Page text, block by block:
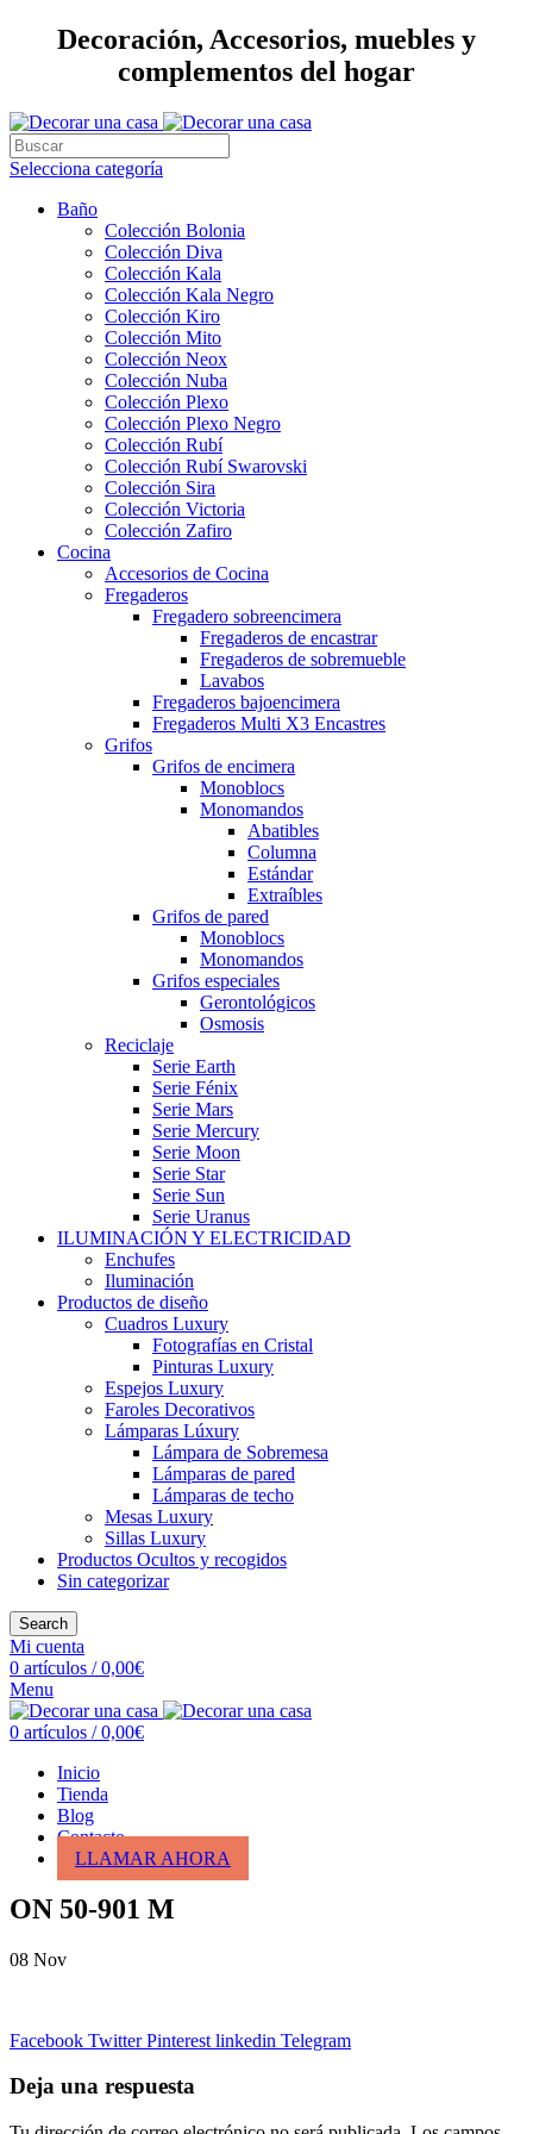
Decoración, Accesorios, muebles y
complementos del hogar
Selecciona categoría
Baño
Colección Bolonia
Colección Diva
Colección Kala
Colección Kala Negro
Colección Kiro
Colección Mito
Colección Neox
Colección Nuba
Colección Plexo
Colección Plexo Negro
Colección Rubí
Colección Rubí Swarovski
Colección Sira
Colección Victoria
Colección Zafiro
Cocina
Accesorios de Cocina
Fregaderos
Fregadero sobreencimera
Fregaderos de encastrar
Fregaderos de sobremueble
Lavabos
Fregaderos bajoencimera
Fregaderos Multi X3 Encastres
Grifos
Grifos de encimera
Monoblocs
Monomandos
Abatibles
Columna
Estándar
Extraíbles
Grifos de pared
Monoblocs
Monomandos
Grifos especiales
Gerontológicos
Osmosis
Reciclaje
Serie Earth
Serie Fénix
Serie Mars
Serie Mercury
Serie Moon
Serie Star
Serie Sun
Serie Uranus
ILUMINACIÓN Y ELECTRICIDAD
Enchufes
Iluminación
Productos de diseño
Cuadros Luxury
Fotografías en Cristal
Pinturas Luxury
Espejos Luxury
Faroles Decorativos
Lámparas Lúxury
Lámpara de Sobremesa
Lámparas de pared
Lámparas de techo
Mesas Luxury
Sillas Luxury
Productos Ocultos y recogidos
Sin categorizar
Search
Mi cuenta
0 artículos / 0,00€
Menu
0 artículos / 0,00€
Inicio
Tienda
Blog
Contacto
LLAMAR AHORA
ON 50-901 M
08 Nov
Facebook Twitter Pinterest linkedin Telegram
Deja una respuesta